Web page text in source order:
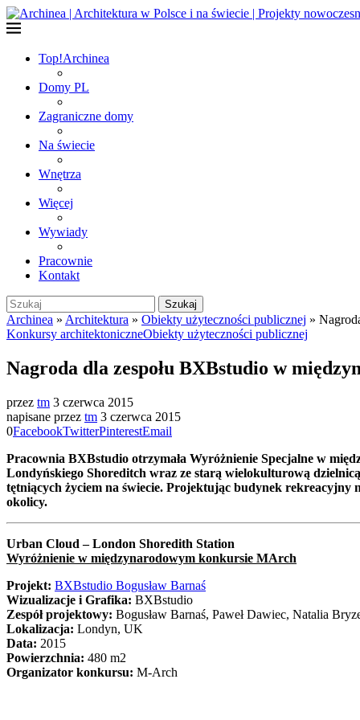
Top!Archinea
Domy PL
Zagraniczne domy
Na świecie
Wnętrza
Więcej
Wywiady
Pracownie
Kontakt
Szukaj
Archinea » Architektura » Obiekty użyteczności publicznej »
Konkursy architektoniczneObiekty użyteczności publicznej
Nagroda dla zespołu BXBstudio w
przez tm 3 czerwca 2015
napisane przez tm 3 czerwca 2015
0FacebookTwitterPinterestEmail
Pracownia BXBstudio otrzymała Wyróżnienie Specjalne w
Londyńskiego Shoreditch wraz ze starą wielokulturową
tętniących życiem na świecie. Projektując budynek
okolicy.
Urban Cloud – London Shoredith Station
Wyróżnienie w międzynarodowym konkursie MArch
Projekt: BXBstudio Bogusław Barnaś
Wizualizacje i Grafika: BXBstudio
Zespół projektowy: Bogusław Barnaś, Paweł Dawiec, Natalia
Lokalizacja: Londyn, UK
Data: 2015
Powierzchnia: 480 m2
Organizator konkursu: M-Arch